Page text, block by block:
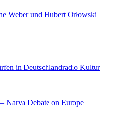
Weber und Hubert Orłowski
in Deutschlandradio Kultur
Narva Debate on Europe